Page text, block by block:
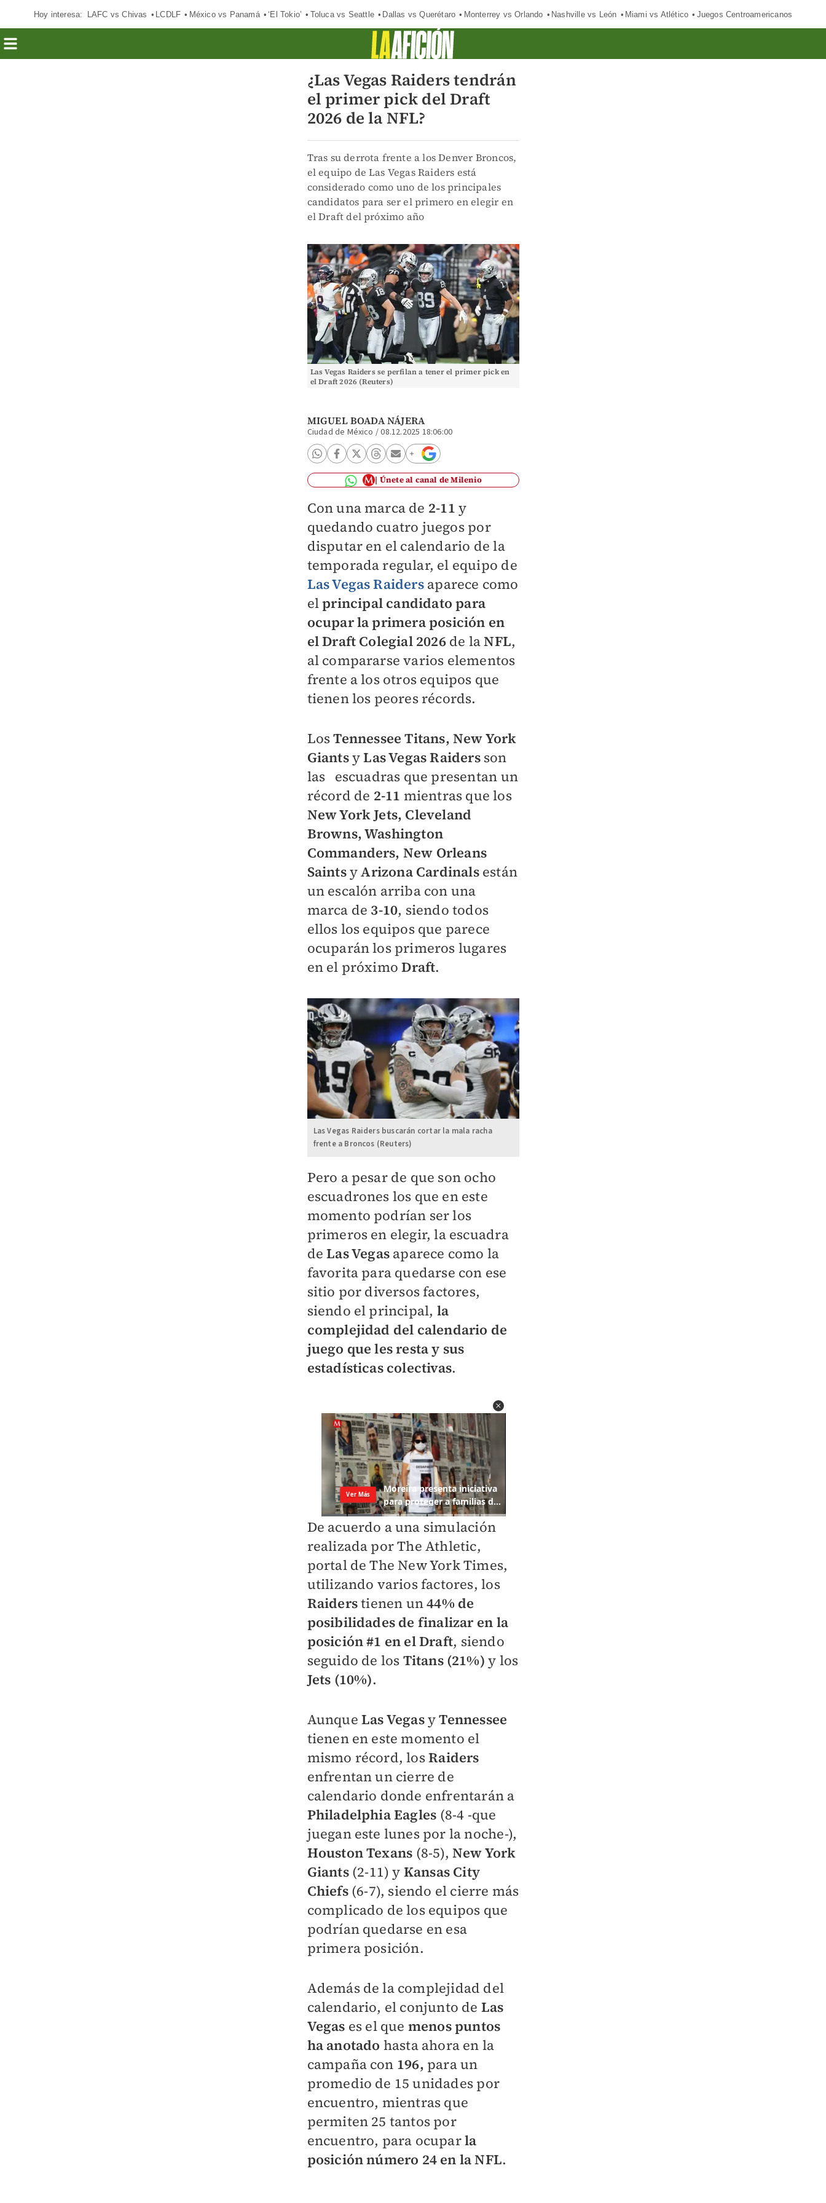
Hoy interesa: LAFC vs Chivas LCDLF México vs Panamá ‘El Tokio’ Toluca vs Seattle Dallas vs Querétaro Monterrey vs Orlando Nashville vs León Miami vs Atlético Juegos Centroamericanos
¿Las Vegas Raiders tendrán
el primer pick del Draft
2026 de la NFL?
Tras su derrota frente a los Denver Broncos,
el equipo de Las Vegas Raiders está
considerado como uno de los principales
candidatos para ser el primero en elegir en
el Draft del próximo año
Las Vegas Raiders se perfilan a tener el primer pick en
el Draft 2026 (Reuters)
MIGUEL BOADA NÁJERA
Ciudad de México /08.12.2025 18:06:00
Únete al canal de Milenio
Con una marca de 2-11 y
quedando cuatro juegos por
disputar en el calendario de la
temporada regular, el equipo de
Las Vegas Raiders aparece como
elprincipal candidato para
ocupar la primera posición en
el Draft Colegial 2026de laNFL,
al compararse varios elementos
frente a los otros equipos que
tienen los peores récords.
LosTennessee Titans, New York
GiantsyLas Vegas Raiders son
las escuadras que presentan un
récord de 2-11 mientras que los
New York Jets, Cleveland
Browns, Washington
Commanders, New Orleans
SaintsyArizona Cardinalsestán
un escalón arriba con una
marca de 3-10, siendo todos
ellos los equipos que parece
ocuparán los primeros lugares
en el próximoDraft.
Las Vegas Raiders buscarán cortar la mala racha
frente a Broncos (Reuters)
Pero a pesar de que son ocho
escuadrones los que en este
momento podrían ser los
primeros en elegir, la escuadra
de Las Vegasaparece como la
favorita para quedarse con ese
sitio por diversos factores,
siendo el principal, la
complejidad del calendario de
juego que les resta y sus
estadísticas colectivas.
De acuerdo a una simulación
realizada por The Athletic,
portal de The New York Times,
utilizando varios factores, los
Raiderstienen un44% de
posibilidades de finalizar en la
posición #1 en el Draft, siendo
seguido de los Titans (21%) y los
Jets (10%).
Aunque Las VegasyTennessee
tienen en este momento el
mismo récord, losRaiders
enfrentan un cierre de
calendario donde enfrentarán a
Philadelphia Eagles (8-4 -que
juegan este lunes por la noche-),
Houston Texans (8-5), New York
Giants(2-11) y Kansas City
Chiefs (6-7), siendo el cierre más
complicado de los equipos que
podrían quedarse en esa
primera posición.
Además de la complejidad del
calendario, el conjunto de Las
Vegas es el que menos puntos
ha anotado hasta ahora en la
campaña con 196, para un
promedio de 15 unidades por
encuentro, mientras que
permiten 25 tantos por
encuentro, para ocuparla
posición número 24 en la NFL.